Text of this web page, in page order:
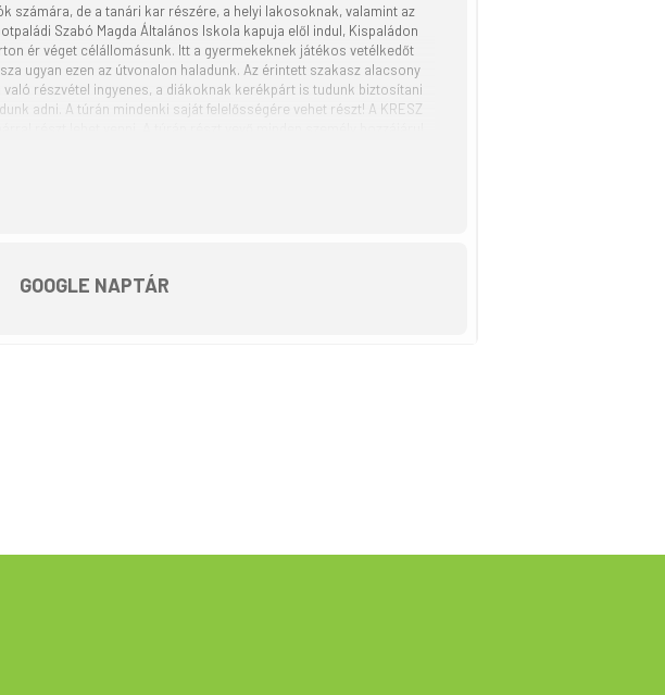
számára, de a tanári kar részére, a helyi lakosoknak, valamint az
Szabó Magda Általános Iskola kapuja elől indul, Kispaládon
ér véget célállomásunk. Itt a gyermekeknek játékos vetélkedőt
ugyan ezen az útvonalon haladunk. Az érintett szakasz alacsony
való részvétel ingyenes, a diákoknak kerékpárt is tudunk biztosítani
adni. A túrán mindenki saját felelősségére vehet részt! A KRESZ
vesz részt, a rendező szervezettel szemben semmiféle
a Tekerj a Zöldbe! túrasorozat részeként, a Magyar
valósul meg.” A szervező elérhetősége: Czibere Kristóf,
GOOGLE NAPTÁR